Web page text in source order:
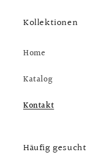
Kollektionen
Home
Katalog
Kontakt
Häufig gesucht